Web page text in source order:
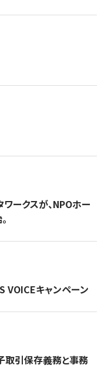
ークスが、NPOホー
VOICEキャンペーン
引保存義務と事務